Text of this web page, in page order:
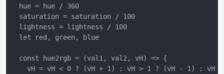
  hue = hue / 360
  saturation = saturation / 100
  lightness = lightness / 100
  let red, green, blue
  const hue2rgb = (val1, val2, vH) => {
    vH = vH < 0 ? (vH + 1) : vH > 1 ? (vH - 1) : vH